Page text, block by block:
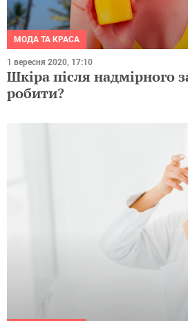
МОДА ТА КРАСА
1 вересня 2020, 17:10
Шкіра після надмірного
робити?